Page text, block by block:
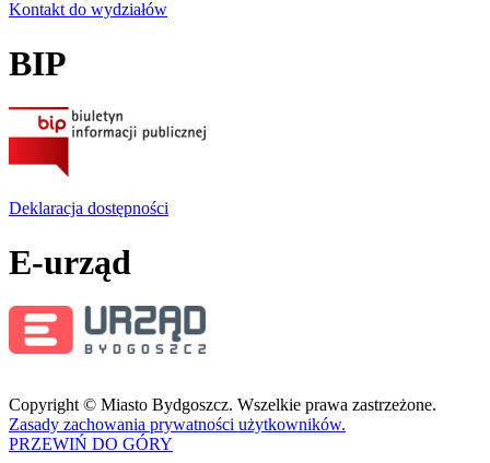
Kontakt do wydziałów
BIP
Deklaracja dostępności
E-urząd
Copyright © Miasto Bydgoszcz. Wszelkie prawa zastrzeżone.
Zasady zachowania prywatności użytkowników.
PRZEWIŃ DO GÓRY